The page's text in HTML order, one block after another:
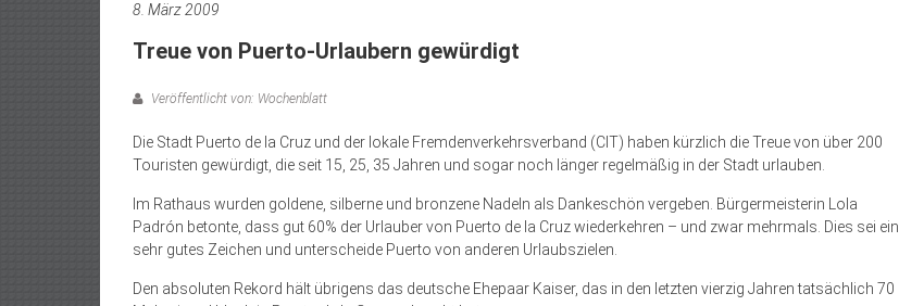
8. März 2009
Treue von Puerto-Urlaubern gewürdigt
Veröffentlicht von: Wochenblatt
Die Stadt Puerto de la Cruz und der lokale Fremdenverkehrsverband (CIT) haben kürzlich die Treue von über 200
Touristen gewürdigt, die seit 15, 25, 35 Jahren und sogar noch länger regelmäßig in der Stadt urlauben.
Im Rathaus wurden goldene, silberne und bronzene Nadeln als Dankeschön vergeben. Bürgermeisterin Lola
Padrón betonte, dass gut 60% der Urlauber von Puerto de la Cruz wiederkehren – und zwar mehrmals. Dies sei ein
sehr gutes Zeichen und unterscheide Puerto von anderen Urlaubszielen.
Den absoluten Rekord hält übrigens das deutsche Ehepaar Kaiser, das in den letzten vierzig Jahren tatsächlich 70